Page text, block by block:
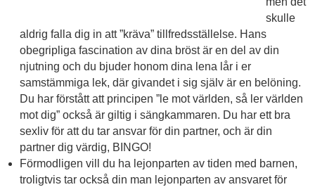
skulle
aldrig falla dig in att ”kräva” tillfredsställelse. Hans
obegripliga fascination av dina bröst är en del av din
njutning och du bjuder honom dina lena lår i er
samstämmiga lek, där givandet i sig själv är en belöning.
Du har förstått att principen ”le mot världen, så ler världen
mot dig” också är giltig i sängkammaren. Du har ett bra
sexliv för att du tar ansvar för din partner, och är din
partner dig värdig, BINGO!
Förmodligen vill du ha lejonparten av tiden med barnen,
troligtvis tar också din man lejonparten av ansvaret för